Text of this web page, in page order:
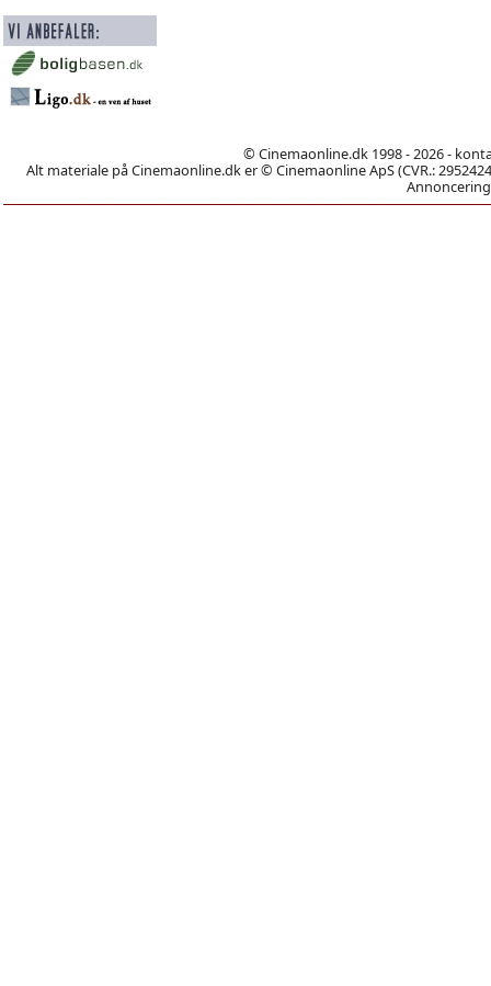
© Cinemaonline.dk 1998 - 2026 -
Alt materiale på Cinemaonline.dk er © Cinemaonline ApS (CVR.: